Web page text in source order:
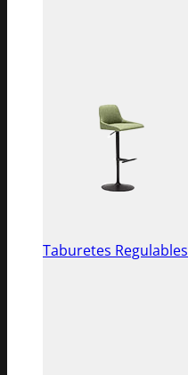
Taburetes Regulables